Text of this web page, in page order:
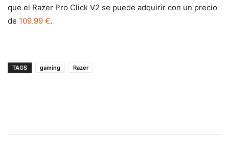
que el Razer Pro Click V2 se puede adquirir con un precio
de 109.99 €.
TAGS gaming Razer